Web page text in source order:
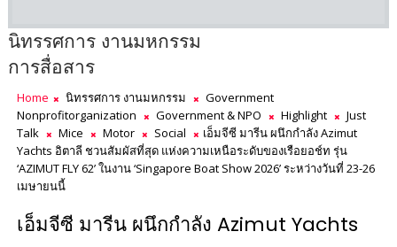
นิทรรศการ งานมหกรรม
การสื่อสาร
Home นิทรรศการ งานมหกรรม
Government
Nonprofitorganization
Government & NPO Highlight
Just
Talk
Mice Motor Social
เอ็มจีซี มารีน ผนึกกำลัง Azimut
Yachts อิตาลี ชวนสัมผัสที่สุด แห่งความเหนือระดับของเรือยอช์ท รุ่น
‘AZIMUT FLY 62’ ในงาน ‘Singapore Boat Show 2026’ ระหว่างวันที่ 23-26
เมษายนนี้
เอ็มจีซี มารีน ผนึกกำลัง Azimut Yachts